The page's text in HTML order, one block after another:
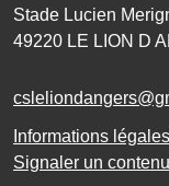
Stade Lucien
49220 LE LION D
Informations légales
Signaler un